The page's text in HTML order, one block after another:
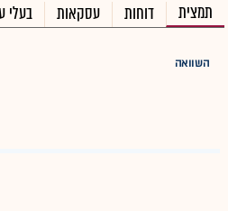
תמצית דוחות עסקאות בעלי
השוואה